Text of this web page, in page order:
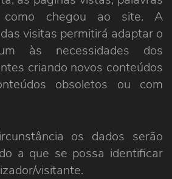
como chegou ao site. A
visitas permitirá adaptar o
às necessidades dos
criando novos conteúdos
obsoletos ou com
os dados serão
a que se possa identificar
visitante.